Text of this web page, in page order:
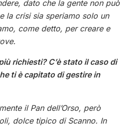
dato che la gente non può
la crisi sia speriamo solo un
come detto, per creare e
richiesti? C’è stato il caso di
ti è capitato di gestire in
il Pan dell’Orso, però
dolce tipico di Scanno. In